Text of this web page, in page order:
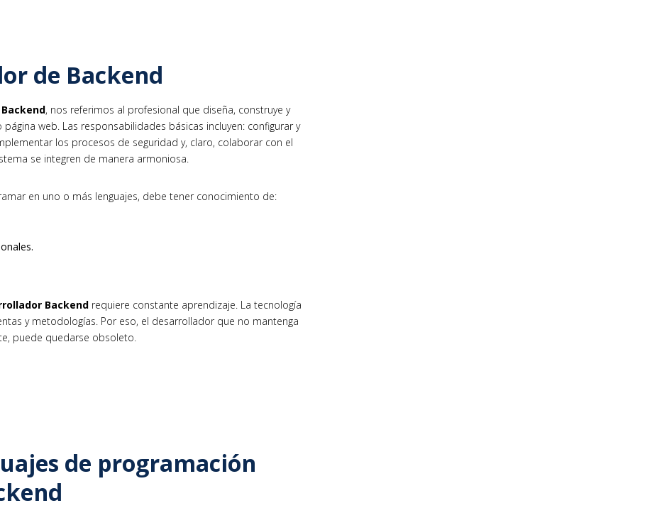
de Backend
, nos referimos al profesional que diseña, construye y
web. Las responsabilidades básicas incluyen: configurar y
los procesos de seguridad y, claro, colaborar con el
se integren de manera armoniosa.
en uno o más lenguajes, debe tener conocimiento de:
Backend requiere constante aprendizaje. La tecnología
y metodologías. Por eso, el desarrollador que no mantenga
puede quedarse obsoleto.
de programación